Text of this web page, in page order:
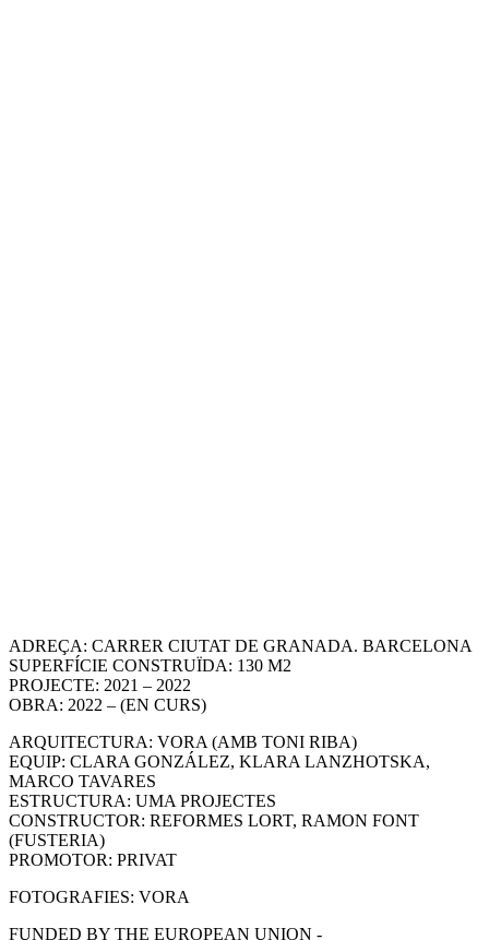
ADREÇA: CARRER CIUTAT DE GRANADA. BARCELONA
SUPERFÍCIE CONSTRUÏDA: 130 M2
PROJECTE: 2021 – 2022
OBRA: 2022 – (EN CURS)
ARQUITECTURA: VORA (AMB TONI RIBA)
EQUIP: CLARA GONZÁLEZ, KLARA LANZHOTSKA,
MARCO TAVARES
ESTRUCTURA: UMA PROJECTES
CONSTRUCTOR: REFORMES LORT, RAMON FONT
(FUSTERIA)
PROMOTOR: PRIVAT
FOTOGRAFIES: VORA
FUNDED BY THE EUROPEAN UNION -